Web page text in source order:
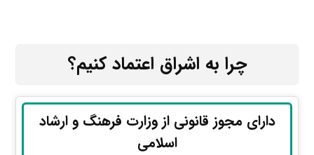
چرا به اشراق اعتماد کنیم؟
دارای مجوز قانونی از وزارت فرهنگ و ارشاد
اسلامی